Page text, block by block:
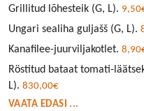
Grillitud lõhesteik (G, L).
Ungari sealiha guljašš (G, L).
Kanafilee-juurviljakotlet.
Röstitud bataat tomati-
L). 830,00€
VAATA EDASI ...